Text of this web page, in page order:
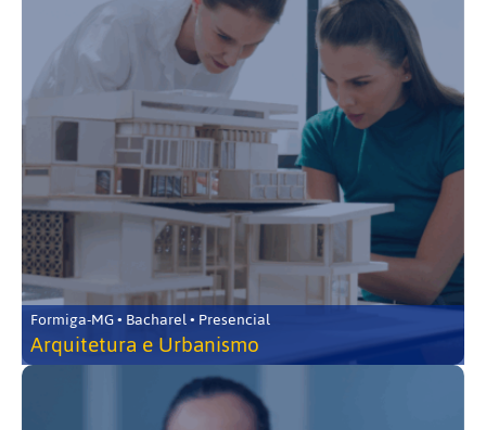
Formiga-MG • Bacharel • Presencial
Arquitetura e Urbanismo